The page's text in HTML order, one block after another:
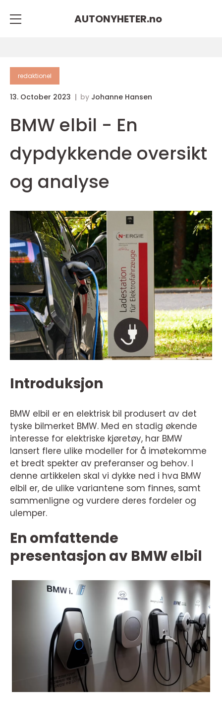
AUTONYHETER.no
redaktionel
13. October 2023 by Johanne Hansen
BMW elbil - En
dypdykkende oversikt
og analyse
Introduksjon
BMW elbil er en elektrisk bil produsert av det
tyske bilmerket BMW. Med en stadig økende
interesse for elektriske kjøretøy, har BMW
lansert flere ulike modeller for å imøtekomme
et bredt spekter av preferanser og behov. I
denne artikkelen skal vi dykke ned i hva BMW
elbil er, de ulike variantene som finnes, samt
sammenligne og vurdere deres fordeler og
ulemper.
En omfattende
presentasjon av BMW elbil